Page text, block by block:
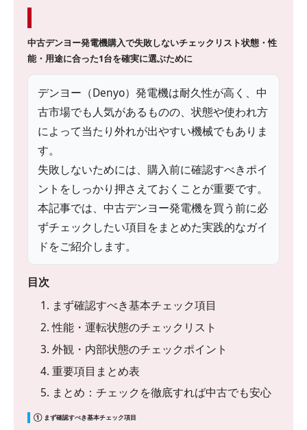
中古デンヨー発電機購入で失敗しないチェックリスト状態・性
能・用途に合った1台を確実に選ぶために
デンヨー（Denyo）発電機は耐久性が高く、中
古市場でも人気があるものの、状態や使われ方
によって当たり外れが出やすい機械でもありま
す。
失敗しないためには、購入前に確認すべきポイ
ントをしっかり押さえておくことが重要です。
本記事では、中古デンヨー発電機を買う前に必
ずチェックしたい項目をまとめた実践的なガイ
ドをご紹介します。
目次
1. まず確認すべき基本チェック項目
2. 性能・運転状態のチェックリスト
3. 外観・内部状態のチェックポイント
4. 重要項目まとめ表
5. まとめ：チェックを徹底すれば中古でも安心
① まず確認すべき基本チェック項目